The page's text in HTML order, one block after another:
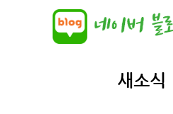
새소